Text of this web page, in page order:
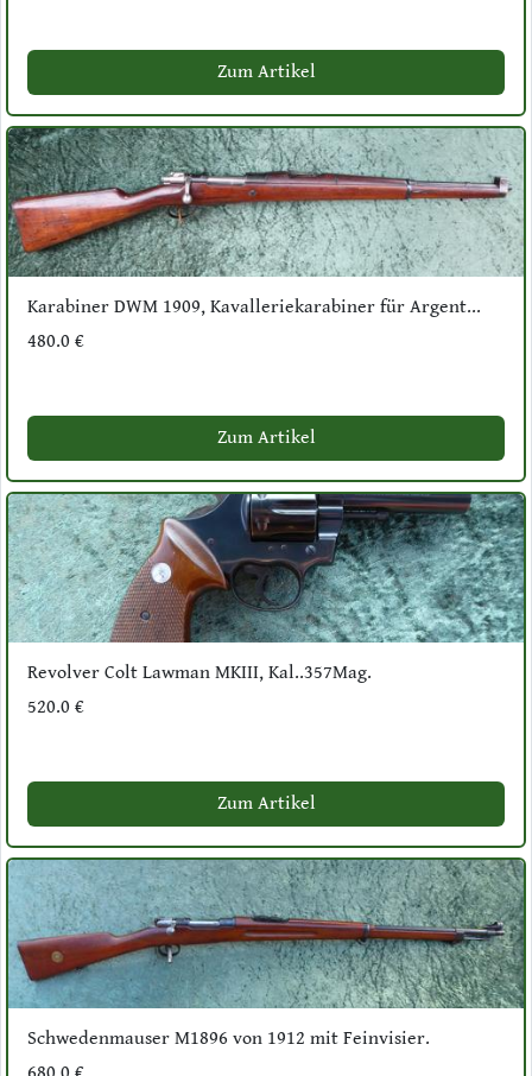
Zum Artikel
Karabiner DWM 1909, Kavalleriekarabiner für Argent...
480.0 €
Zum Artikel
Revolver Colt Lawman MKIII, Kal..357Mag.
520.0 €
Zum Artikel
Schwedenmauser M1896 von 1912 mit Feinvisier.